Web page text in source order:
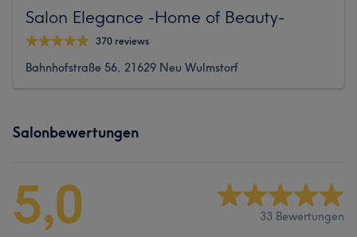
Salon Elegance -Home of Beauty-
370 reviews
Bahnhofstraße 56, 21629 Neu Wulmstorf
Salonbewertungen
5,0 33 Bewertungen